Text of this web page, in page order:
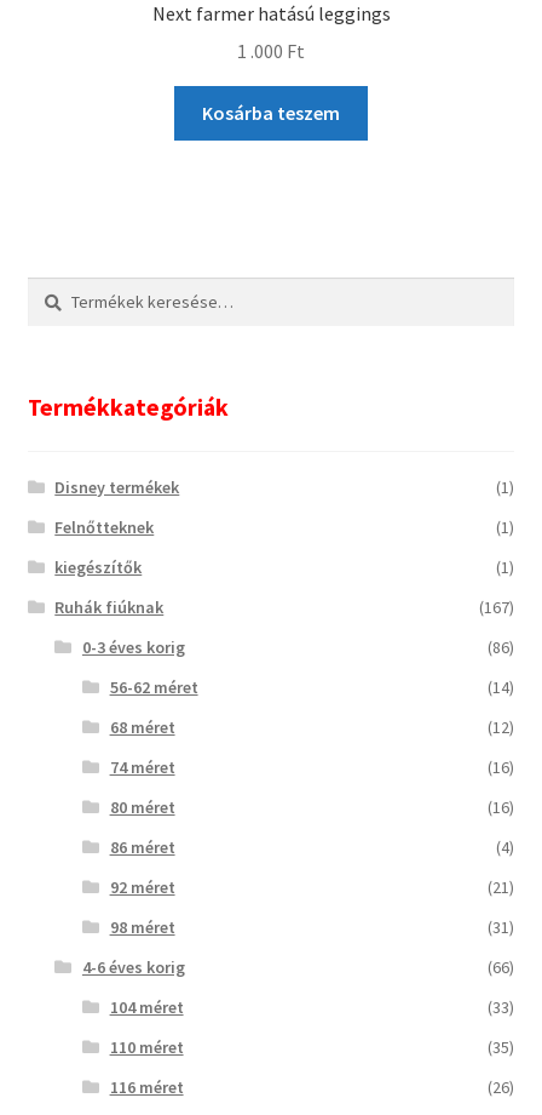
Next farmer hatású leggings
1 .000 Ft
Kosárba teszem
Keresés
Keresés
Termékkategóriák
Disney termékek
(1)
Felnőtteknek
(1)
kiegészítők
(1)
Ruhák fiúknak
(167)
0-3 éves korig
(86)
56-62 méret
(14)
68 méret
(12)
74 méret
(16)
80 méret
(16)
86 méret
(4)
92 méret
(21)
98 méret
(31)
4-6 éves korig
(66)
104 méret
(33)
110 méret
(35)
116 méret
(26)